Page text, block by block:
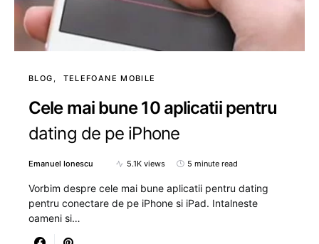
BLOG TELEFOANE MOBILE
Cele mai bune 10 aplicatii pentru
dating de pe iPhone
Emanuel Ionescu 5.1K views 5 minute read
Vorbim despre cele mai bune aplicatii pentru dating
pentru conectare de pe iPhone si iPad. Intalneste
oameni si…